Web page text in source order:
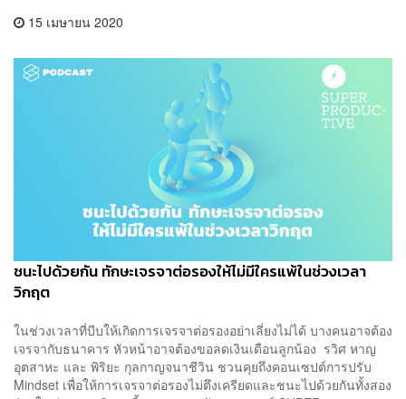
15 เมษายน 2020
ชนะไปด้วยกัน ทักษะเจรจาต่อรองให้ไม่มีใครแพ้ในช่วงเวลา
วิกฤต
ในช่วงเวลาที่บีบให้เกิดการเจรจาต่อรองอย่าเลี่ยงไม่ได้ บางคนอาจต้อง
เจรจากับธนาคาร หัวหน้าอาจต้องขอลดเงินเดือนลูกน้อง รวิศ หาญ
อุตสาหะ และ พิริยะ กุลกาญจนาชีวิน ชวนคุยถึงคอนเซปต์การปรับ
Mindset เพื่อให้การเจรจาต่อรองไม่ตึงเครียดและชนะไปด้วยกันทั้งสอง